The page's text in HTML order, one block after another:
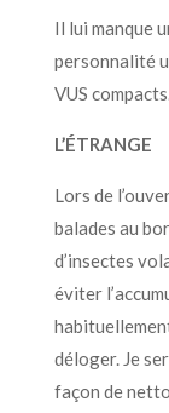
Il lui manque
personnalité
VUS compacts.
L’ÉTRANGE
Lors de
balades au
d’insectes
éviter
déloger. Je
façon de